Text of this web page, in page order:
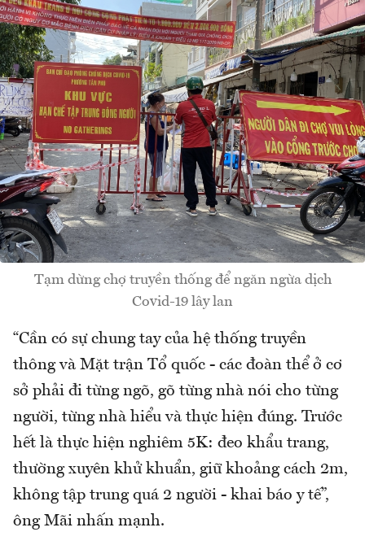
Tạm dừng chợ truyền thống để ngăn ngừa dịch
Covid-19 lây lan
“Cần có sự chung tay của hệ thống truyền
thông và Mặt trận Tổ quốc - các đoàn thể ở cơ
sở phải đi từng ngõ, gõ từng nhà nói cho từng
người, từng nhà hiểu và thực hiện đúng. Trước
hết là thực hiện nghiêm 5K: đeo khẩu trang,
thường xuyên khử khuẩn, giữ khoảng cách 2m,
không tập trung quá 2 người - khai báo y tế”,
ông Mãi nhấn mạnh.